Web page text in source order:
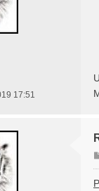
17:51